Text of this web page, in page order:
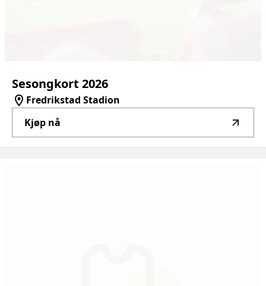
Sesongkort 2026
Fredrikstad Stadion
Kjøp nå